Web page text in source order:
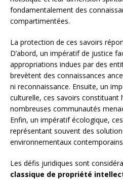
fondamentalement des
compartimentées.
La protection de ces savoirs
D’abord, un impératif de justice
appropriations indues par des
brevètent des connaissances
ni reconnaissance. Ensuite, un
culturelle, ces savoirs constituant
nombreuses communautés
Enfin, un impératif écologique,
représentant souvent des
environnementaux
Les défis juridiques sont
classique de propriété